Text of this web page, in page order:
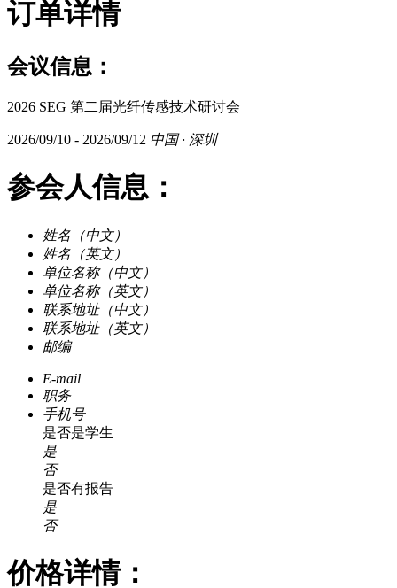
订单详情
会议信息：
2026 SEG 第二届光纤传感技术研讨会
2026/09/10 - 2026/09/12 中国 · 深圳
参会人信息：
姓名（中文）
姓名（英文）
单位名称（中文）
单位名称（英文）
联系地址（中文）
联系地址（英文）
邮编
E-mail
职务
手机号
是否是学生
是
否
是否有报告
是
否
价格详情：